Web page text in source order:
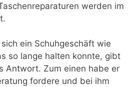
werden im
ein Schuhgeschäft wie
so lange halten konnte, gibt
Antwort. Zum einen habe er
fordere und bei ihm